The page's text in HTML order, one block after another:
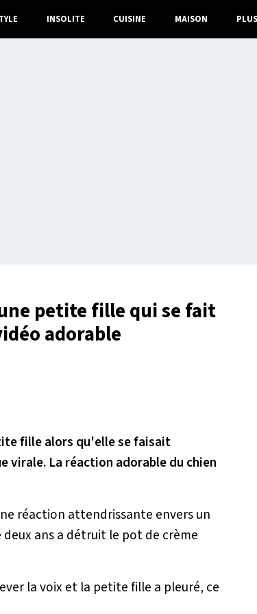
INSOLITE CUISINE MAISON PLUS
petite fille qui se fait
adorable
fille alors qu'elle se faisait
virale. La réaction adorable du chien
réaction attendrissante envers un
ans a détruit le pot de crème
la voix et la petite fille a pleuré, ce